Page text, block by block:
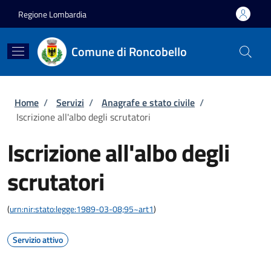
Regione Lombardia
Comune di Roncobello
Briciole di pane
Home / Servizi / Anagrafe e stato civile /
Iscrizione all'albo degli scrutatori
Iscrizione all'albo degli
scrutatori
(urn:nir:stato:legge:1989-03-08;95~art1)
Servizio attivo